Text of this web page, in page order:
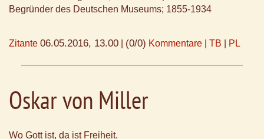
Begründer des Deutschen Museums; 1855-1934
Zitante 06.05.2016, 13.00 (0/0) Kommentare TB PL
Oskar von Miller
Wo Gott ist, da ist Freiheit.